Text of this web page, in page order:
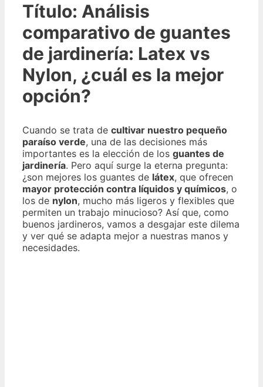
Título: Análisis
comparativo de guantes
de jardinería: Latex vs
Nylon, ¿cuál es la mejor
opción?
Cuando se trata de cultivar nuestro pequeño
paraíso verde, una de las decisiones más
importantes es la elección de los guantes de
jardinería. Pero aquí surge la eterna pregunta:
¿son mejores los guantes de látex, que ofrecen
mayor protección contra líquidos y químicos, o
los de nylon, mucho más ligeros y flexibles que
permiten un trabajo minucioso? Así que, como
buenos jardineros, vamos a desgajar este dilema
y ver qué se adapta mejor a nuestras manos y
necesidades.